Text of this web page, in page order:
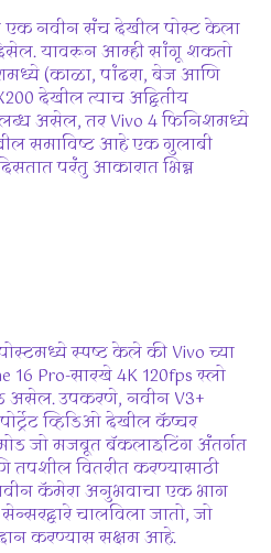
एक नवीन संच देखील पोस्ट केला
यावरून आम्ही सांगू शकतो
(काळा, पांढरा, बेज आणि
देखील त्याच अद्वितीय
असेल, तर Vivo 4 फिनिशमध्ये
समाविष्ट आहे एक गुलाबी
परंतु आकारात भिन्न
स्पष्ट केले की Vivo च्या
16 Pro-सारखे 4K 120fps स्लो
असेल. उपकरणे, नवीन V3+
व्हिडिओ देखील कॅप्चर
जो मजबूत बॅकलाइटिंग अंतर्गत
वितरीत करण्यासाठी
कॅमेरा अनुभवाचा एक भाग
चालविला जातो, जो
करण्यास सक्षम आहे.